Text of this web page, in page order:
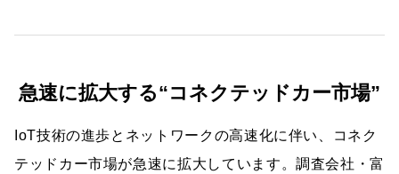
急速に拡大する“コネクテッドカー市場”
IoT技術の進歩とネットワークの高速化に伴い、コネク
テッドカー市場が急速に拡大しています。調査会社・富